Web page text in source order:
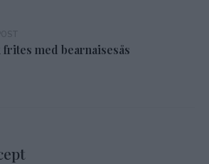
frites med bearnaisesås